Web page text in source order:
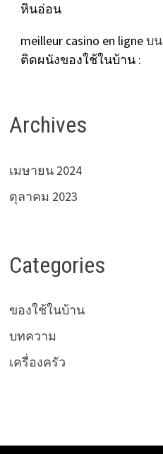
หินอ่อน
meilleur casino en ligneบน
ติดผนังของใช้ในบ้าน :
Archives
เมษายน 2024
ตุลาคม 2023
Categories
ของใช้ในบ้าน
บทความ
เครื่องครัว